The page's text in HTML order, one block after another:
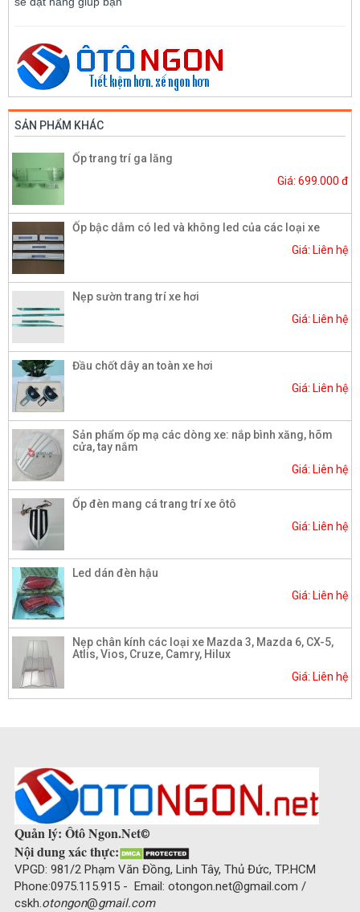
SẢN PHẨM KHÁC
Ốp trang trí ga lăng
Giá: 699.000 đ
Ốp bậc dẫm có led và không led của các loại xe
Giá: Liên hệ
Nẹp sườn trang trí xe hơi
Giá: Liên hệ
Đầu chốt dây an toàn xe hơi
Giá: Liên hệ
Sản phẩm ốp mạ các dòng xe: nắp bình xăng, hõm
cửa, tay nắm
Giá: Liên hệ
Ốp đèn mang cá trang trí xe ôtô
Giá: Liên hệ
Led dán đèn hậu
Giá: Liên hệ
Nẹp chân kính các loại xe Mazda 3, Mazda 6, CX-5,
Atlis, Vios, Cruze, Camry, Hilux
Giá: Liên hệ
Quản lý: Ôtô Ngon.Net©
Nội dung xác thực:
VPGD: 981/2 Phạm Văn Đồng, Linh Tây, Thủ Đức, TP.HCM
Phone:0975.115.915 - Email: otongon.net@gmail.com /
cskh.otongon@gmail.com